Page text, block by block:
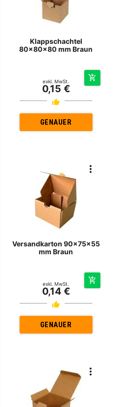
Klappschachtel
80x80x80 mm Braun
exkl. MwSt.
0,15 €
GENAUER
Versandkarton 90x75x55
mm Braun
exkl. MwSt.
0,14 €
GENAUER